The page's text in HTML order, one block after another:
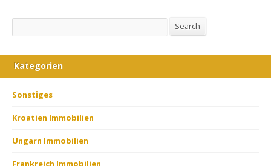
Search
Kategorien
Sonstiges
Kroatien Immobilien
Ungarn Immobilien
Frankreich Immobilien